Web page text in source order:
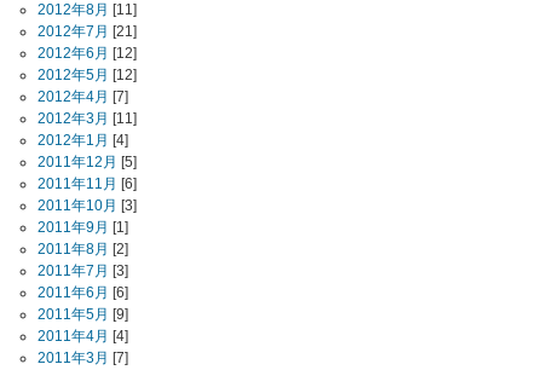
2012年8月 [11]
2012年7月 [21]
2012年6月 [12]
2012年5月 [12]
2012年4月 [7]
2012年3月 [11]
2012年1月 [4]
2011年12月 [5]
2011年11月 [6]
2011年10月 [3]
2011年9月 [1]
2011年8月 [2]
2011年7月 [3]
2011年6月 [6]
2011年5月 [9]
2011年4月 [4]
2011年3月 [7]